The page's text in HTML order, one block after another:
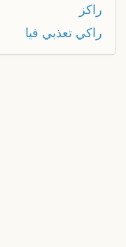
راكز
راكي تعذبي فيا